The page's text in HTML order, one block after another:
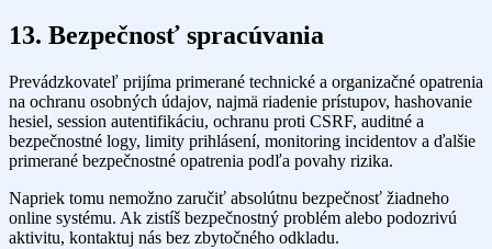
13. Bezpečnosť spracúvania
Prevádzkovateľ prijíma primerané technické a organizačné opatrenia
na ochranu osobných údajov, najmä riadenie prístupov, hashovanie
hesiel, session autentifikáciu, ochranu proti CSRF, auditné a
bezpečnostné logy, limity prihlásení, monitoring incidentov a ďalšie
primerané bezpečnostné opatrenia podľa povahy rizika.
Napriek tomu nemožno zaručiť absolútnu bezpečnosť žiadneho
online systému. Ak zistíš bezpečnostný problém alebo podozrivú
aktivitu, kontaktuj nás bez zbytočného odkladu.